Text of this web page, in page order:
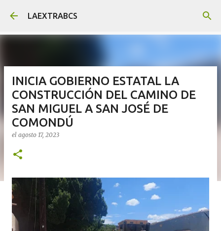
Ir al contenido principal
LAEXTRABCS
INICIA GOBIERNO ESTATAL LA
CONSTRUCCIÓN DEL CAMINO DE
SAN MIGUEL A SAN JOSÉ DE
COMONDÚ
el agosto 17, 2023